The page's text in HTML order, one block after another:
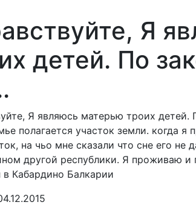
Я
детей. По
Я являюсь матерью троих детей.
полагается участок земли. когда я
на чьо мне сказали что сне его не
другой республики. Я проживаю
в Кабардино Балкарии